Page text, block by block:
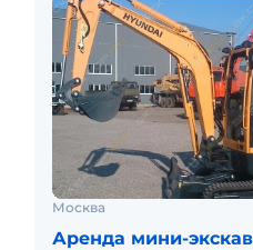
Москва
Аренда мини-